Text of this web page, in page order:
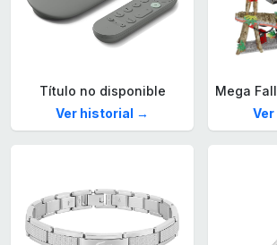
Título no disponible
Ver historial →